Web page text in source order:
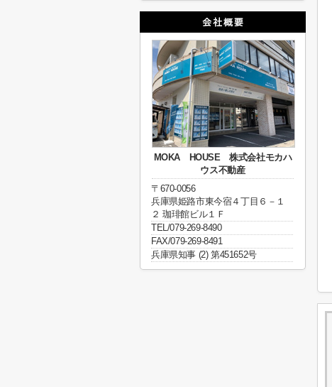
MOKA HOUSE 株式会社モカハ
ウス不動産
〒670-0056
兵庫県姫路市東今宿４丁目６－１
２ 珈琲館ビル１Ｆ
TEL/079-269-8490
FAX/079-269-8491
兵庫県知事 (2) 第451652号